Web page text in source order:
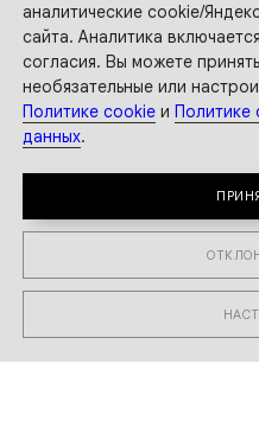
аналитические cookie/
сайта. Аналитика
согласия. Вы можете
необязательные или
Политике cookie и Политике
данных.